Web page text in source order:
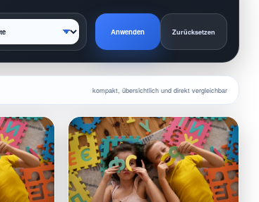
Anwenden Zurücksetzen
kompakt, übersichtlich und direkt vergleichbar